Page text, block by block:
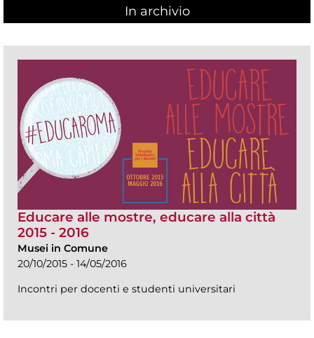
In archivio
Educare alle mostre, educare alla città
2015 - 2016
Musei in Comune
20/10/2015 - 14/05/2016
Incontri per docenti e studenti universitari